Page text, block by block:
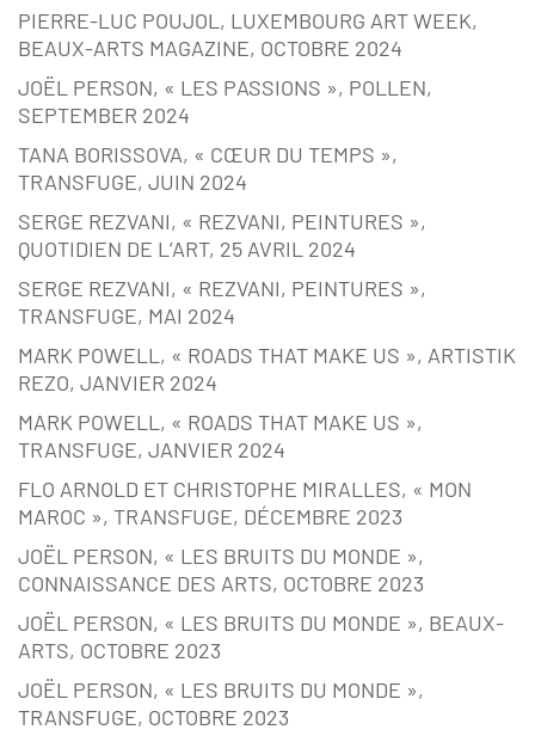
PIERRE-LUC POUJOL, LUXEMBOURG ART WEEK,
BEAUX-ARTS MAGAZINE, OCTOBRE 2024
JOËL PERSON, « LES PASSIONS », POLLEN,
SEPTEMBER 2024
TANA BORISSOVA, « CŒUR DU TEMPS »,
TRANSFUGE, JUIN 2024
SERGE REZVANI, « REZVANI, PEINTURES »,
QUOTIDIEN DE L’ART, 25 AVRIL 2024
SERGE REZVANI, « REZVANI, PEINTURES »,
TRANSFUGE, MAI 2024
MARK POWELL, « ROADS THAT MAKE US », ARTISTIK
REZO, JANVIER 2024
MARK POWELL, « ROADS THAT MAKE US »,
TRANSFUGE, JANVIER 2024
FLO ARNOLD ET CHRISTOPHE MIRALLES, « MON
MAROC », TRANSFUGE, DÉCEMBRE 2023
JOËL PERSON, « LES BRUITS DU MONDE »,
CONNAISSANCE DES ARTS, OCTOBRE 2023
JOËL PERSON, « LES BRUITS DU MONDE », BEAUX-
ARTS, OCTOBRE 2023
JOËL PERSON, « LES BRUITS DU MONDE »,
TRANSFUGE, OCTOBRE 2023